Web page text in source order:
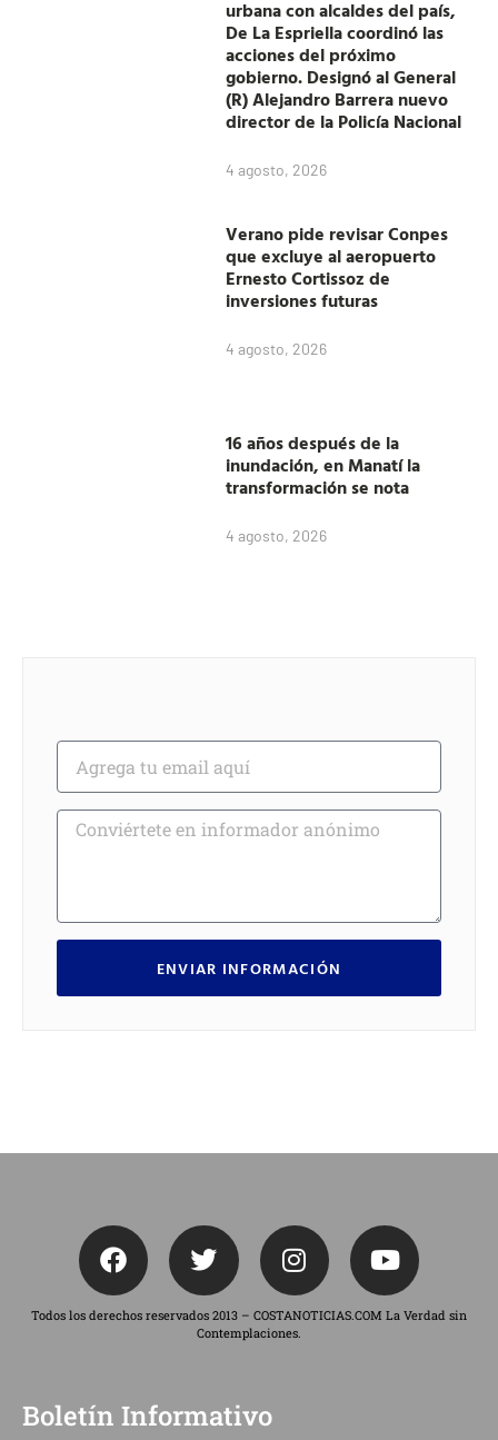
urbana con alcaldes del país,
De La Espriella coordinó las
acciones del próximo
gobierno. Designó al General
(R) Alejandro Barrera nuevo
director de la Policía Nacional
4 agosto, 2026
Verano pide revisar Conpes
que excluye al aeropuerto
Ernesto Cortissoz de
inversiones futuras
4 agosto, 2026
16 años después de la
inundación, en Manatí la
transformación se nota
4 agosto, 2026
ENVIAR INFORMACIÓN
Todos los derechos reservados 2013 – COSTANOTICIAS.COM La Verdad sin
Contemplaciones.
Boletín Informativo